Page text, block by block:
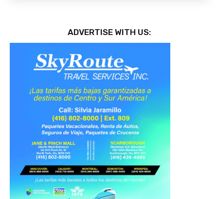
ADVERTISE WITH US: